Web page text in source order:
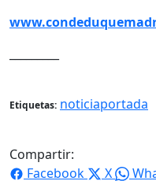
Etiquetas: noticiaportada
Compartir:
Facebook
X